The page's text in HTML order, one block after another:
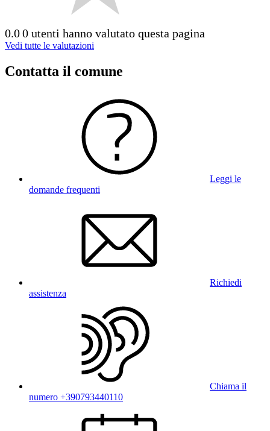
0.00 utenti hanno valutato questa pagina
Vedi tutte le valutazioni
Contatta il comune
Leggi le
domande frequenti
Richiedi
assistenza
Chiama il
numero +390793440110